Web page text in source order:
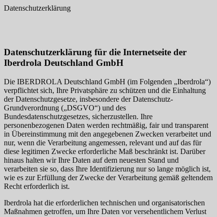
Datenschutzerklärung
Datenschutzerklärung für die Internetseite der
Iberdrola Deutschland GmbH
Die IBERDROLA Deutschland GmbH (im Folgenden „Iberdrola“)
verpflichtet sich, Ihre Privatsphäre zu schützen und die Einhaltung
der Datenschutzgesetze, insbesondere der Datenschutz-
Grundverordnung („DSGVO“) und des
Bundesdatenschutzgesetzes, sicherzustellen. Ihre
personenbezogenen Daten werden rechtmäßig, fair und transparent
in Übereinstimmung mit den angegebenen Zwecken verarbeitet und
nur, wenn die Verarbeitung angemessen, relevant und auf das für
diese legitimen Zwecke erforderliche Maß beschränkt ist. Darüber
hinaus halten wir Ihre Daten auf dem neuesten Stand und
verarbeiten sie so, dass Ihre Identifizierung nur so lange möglich ist,
wie es zur Erfüllung der Zwecke der Verarbeitung gemäß geltendem
Recht erforderlich ist.
Iberdrola hat die erforderlichen technischen und organisatorischen
Maßnahmen getroffen, um Ihre Daten vor versehentlichem Verlust